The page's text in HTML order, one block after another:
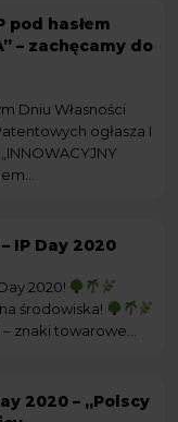
pod hasłem
– zachęcamy do
Dniu Własności
ogłasza I
IP Day 2020
2020!
środowiska!
znaki towarowe...
2020 – „Polscy